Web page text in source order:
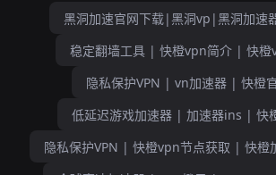
黑洞加速官网下载|黑洞vp|黑洞加速
稳定翻墙工具 | 快橙vpn简介 | 快橙
隐私保护VPN | vn加速器 | 快橙
低延迟游戏加速器 | 加速器ins | 快
隐私保护VPN | 快橙vpn节点获取 | 快橙